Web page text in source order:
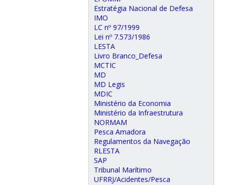
Estratégia Nacional de Defesa
IMO
LC nº 97/1999
Lei nº 7.573/1986
LESTA
Livro Branco_Defesa
MCTIC
MD
MD Legis
MDIC
Ministério da Economia
Ministério da Infraestrutura
NORMAM
Pesca Amadora
Regulamentos da Navegação
RLESTA
SAP
Tribunal Marítimo
UFRRJ/Acidentes/Pesca